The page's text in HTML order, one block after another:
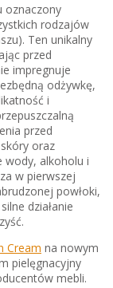
oznaczony
rodzajów
Ten unikalny
przed
impregnuje
odżywkę,
i
przed
oraz
wody, alkoholu i
w pierwszej
powłoki,
działanie
Cream na nowym
pielęgnacyjny
mebli.